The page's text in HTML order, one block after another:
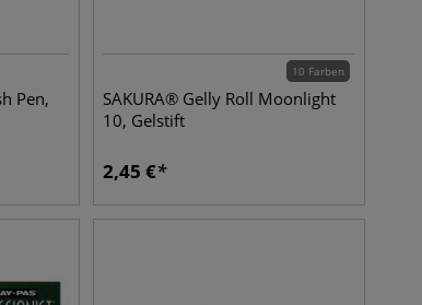
Pen,
10 Farben
SAKURA® Gelly Roll Moonlight
10, Gelstift
2,45 €